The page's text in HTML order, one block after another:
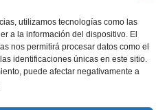
utilizamos tecnologías como las
a la información del dispositivo. El
nos permitirá procesar datos como el
identificaciones únicas en este sitio.
puede afectar negativamente a
en hostelería? Trucos y
Todo lo necesario para